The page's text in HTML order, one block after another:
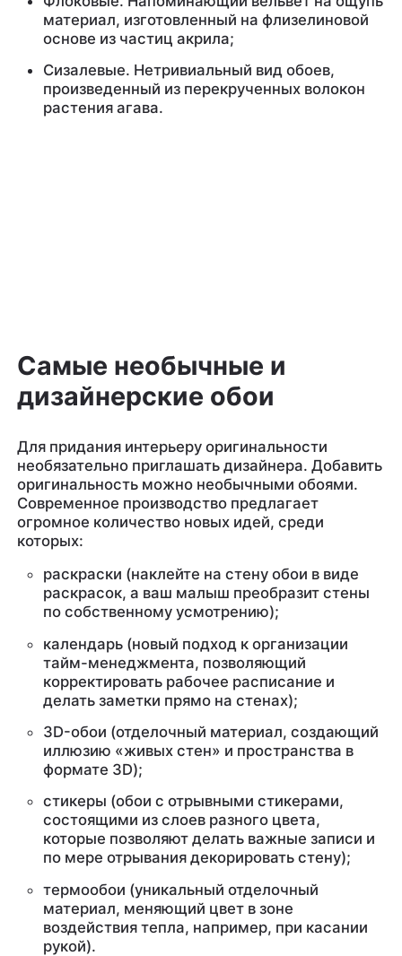
материал, изготовленный на флизелиновой
основе из частиц акрила;
Сизалевые. Нетривиальный вид обоев,
произведенный из перекрученных волокон
растения агава.
Самые необычные и
дизайнерские обои
Для придания интерьеру оригинальности
необязательно приглашать дизайнера. Добавить
оригинальность можно необычными обоями.
Современное производство предлагает
огромное количество новых идей, среди
которых:
раскраски (наклейте на стену обои в виде
раскрасок, а ваш малыш преобразит стены
по собственному усмотрению);
календарь (новый подход к организации
тайм-менеджмента, позволяющий
корректировать рабочее расписание и
делать заметки прямо на стенах);
3D-обои (отделочный материал, создающий
иллюзию «живых стен» и пространства в
формате 3D);
стикеры (обои с отрывными стикерами,
состоящими из слоев разного цвета,
которые позволяют делать важные записи и
по мере отрывания декорировать стену);
термообои (уникальный отделочный
материал, меняющий цвет в зоне
воздействия тепла, например, при касании
рукой).